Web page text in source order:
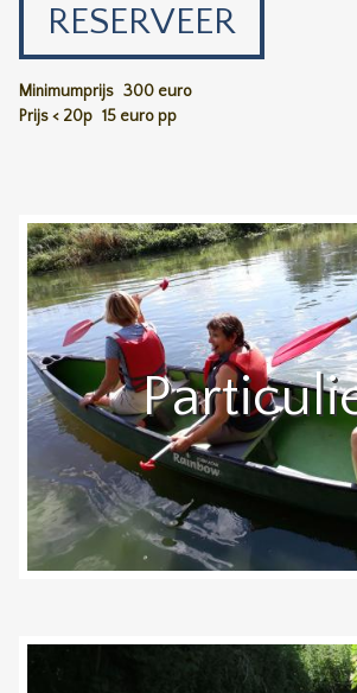
RESERVEER
Minimumprijs 300 euro
Prijs < 20p 15 euro pp